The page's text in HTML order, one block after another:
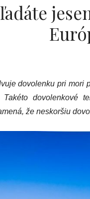
dovolenku pri mori
dovolenkové
že neskoršiu